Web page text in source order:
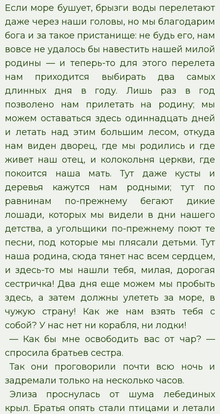
Если море бушует, брызги воды перелетают
даже через наши головы, но мы благодарим
бога и за такое пристанище: не будь его, нам
вовсе не удалось бы навестить нашей милой
родины — и теперь-то для этого перелета
нам приходится выбирать два самых
длинных дня в году. Лишь раз в год
позволено нам прилетать на родину; мы
можем оставаться здесь одиннадцать дней
и летать над этим большим лесом, откуда
нам виден дворец, где мы родились и где
живет наш отец, и колокольня церкви, где
покоится наша мать. Тут даже кусты и
деревья кажутся нам родными; тут по
равнинам по-прежнему бегают дикие
лошади, которых мы видели в дни нашего
детства, а угольщики по-прежнему поют те
песни, под которые мы плясали детьми. Тут
наша родина, сюда тянет нас всем сердцем,
и здесь-то мы нашли тебя, милая, дорогая
сестричка! Два дня еще можем мы пробыть
здесь, а затем должны улететь за море, в
чужую страну! Как же нам взять тебя с
собой? У нас нет ни корабля, ни лодки!
— Как бы мне освободить вас от чар? —
спросила братьев сестра.
Так они проговорили почти всю ночь и
задремали только на несколько часов.
Элиза проснулась от шума лебединых
крыл. Братья опять стали птицами и летали